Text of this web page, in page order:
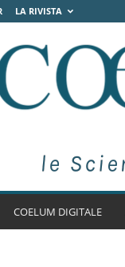
LA RIVISTA
COELUM DIGITALE